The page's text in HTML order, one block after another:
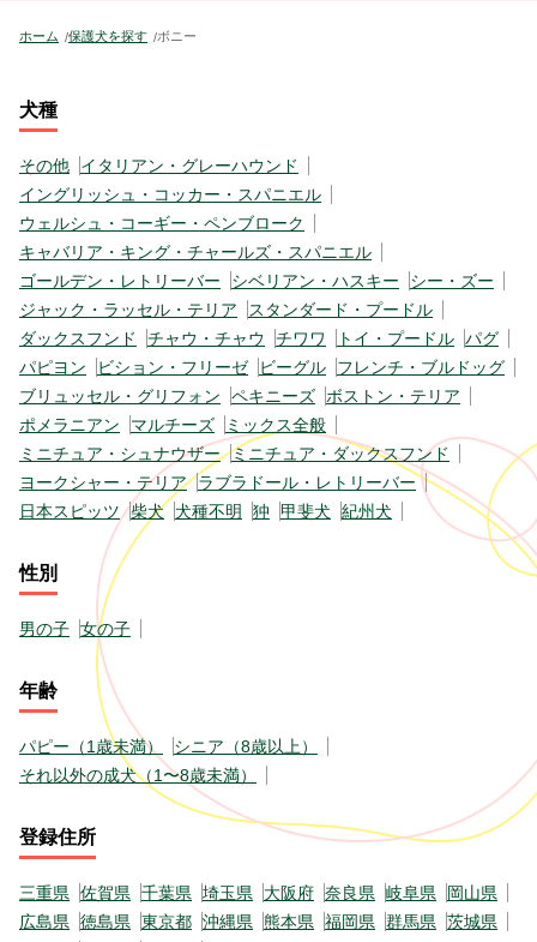
ホーム 保護犬を探す ボニー
犬種
その他
イタリアン・グレーハウンド
イングリッシュ・コッカー・スパニエル
ウェルシュ・コーギー・ペンブローク
キャバリア・キング・チャールズ・スパニエル
ゴールデン・レトリーバー
シベリアン・ハスキー
シー・ズー
ジャック・ラッセル・テリア
スタンダード・プードル
ダックスフンド
チャウ・チャウ チワワ トイ・プードル パグ
パピヨン
ビション・フリーゼ ビーグル
フレンチ・ブルドッグ
ブリュッセル・グリフォン
ペキニーズ
ボストン・テリア
ポメラニアン
マルチーズ
ミックス全般
ミニチュア・シュナウザー ミニチュア・ダックスフンド
ヨークシャー・テリア ラブラドール・レトリーバー
日本スピッツ
柴犬 犬種不明 狆 甲斐犬 紀州犬
性別
男の子 女の子
年齢
パピー（1歳未満）
シニア（8歳以上）
それ以外の成犬（1〜8歳未満）
登録住所
三重県 佐賀県 千葉県 埼玉県 大阪府 奈良県 岐阜県
岡山県
広島県
徳島県 東京都 沖縄県 熊本県 福岡県 群馬県
茨城県